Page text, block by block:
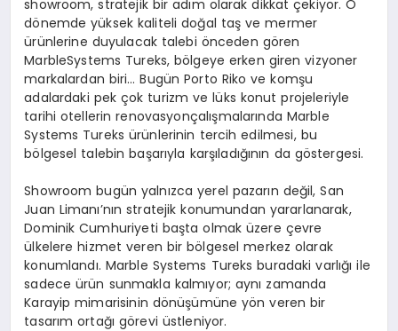
showroom, stratejik bir adım olarak dikkat çekiyor. O
dönemde yüksek kaliteli doğal taş ve mermer
ürünlerine duyulacak talebi önceden gören
MarbleSystems Tureks, bölgeye erken giren vizyoner
markalardan biri… Bugün Porto Riko ve komşu
adalardaki pek çok turizm ve lüks konut projeleriyle
tarihi otellerin renovasyonçalışmalarında Marble
Systems Tureks ürünlerinin tercih edilmesi, bu
bölgesel talebin başarıyla karşıladığının da göstergesi.
Showroom bugün yalnızca yerel pazarın değil, San
Juan Limanı’nın stratejik konumundan yararlanarak,
Dominik Cumhuriyeti başta olmak üzere çevre
ülkelere hizmet veren bir bölgesel merkez olarak
konumlandı. Marble Systems Tureks buradaki varlığı ile
sadece ürün sunmakla kalmıyor; aynı zamanda
Karayip mimarisinin dönüşümüne yön veren bir
tasarım ortağı görevi üstleniyor.